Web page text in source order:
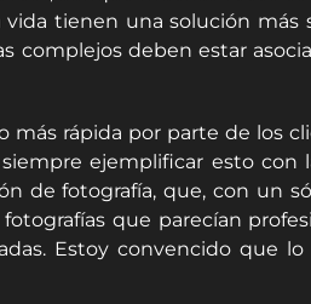
tienen una solución más
complejos deben estar
más rápida por parte de los
ejemplificar esto con
de fotografía, que, con un
que parecían
Estoy convencido que